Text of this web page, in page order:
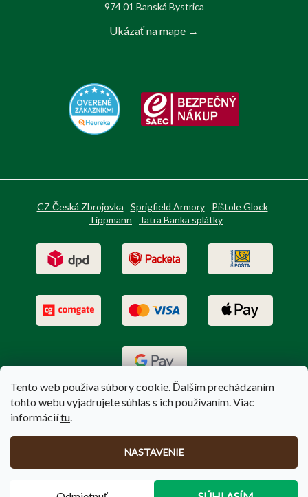
Tento web používa súbory cookie. Ďalším prechádzaním
tohto webu vyjadrujete súhlas s ich používaním. Viac
informáciítu.
NASTAVENIE
974 01 Banská Bystrica
Ukázať na mape →
CZ Česká Zbrojovka Sprigfield Armory
Pištole Glock
Tippmann
Tatra Banka splátky
PoľovníctvoTerem.sk. Všetky práva vyhradené.